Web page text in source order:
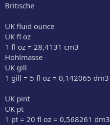
Britische
UK fluid ounce
UK fl oz
1 fl oz = 28,4131 cm3
Hohlmasse
UK gill
1 gill = 5 fl oz = 0,142065 dm3
UK pint
UK pt
1 pt = 20 fl oz = 0,568261 dm3